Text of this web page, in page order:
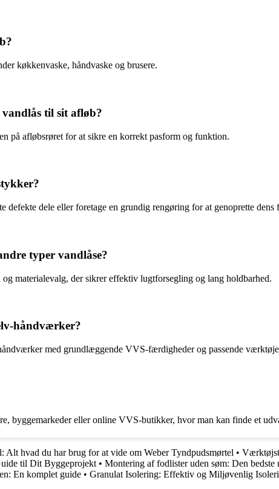
køkkenvaske, håndvaske og brusere.
til sit afløb?
på afløbsrøret for at sikre en korrekt pasform og funktion.
dele eller foretage en grundig rengøring for at genoprette dens
typer vandlåse?
materialevalg, der sikrer effektiv lugtforsegling og lang holdbarhed.
håndværker?
med grundlæggende VVS-færdigheder og passende
byggemarkeder eller online VVS-butikker, hvor man kan finde et
Alt hvad du har brug for at vide om Weber Tyndpudsmørtel •
til Dit Byggeprojekt • Montering af fodlister uden søm: Den bedste
En komplet guide • Granulat Isolering: Effektiv og Miljøvenlig